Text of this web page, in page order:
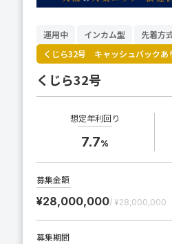
運用中 インカム型
先着方
くじら32号 キャッシュバックあ
くじら32号
想定年利回り
7.7%
募集金額
¥28,000,000/ ¥28,000,000
募集期間